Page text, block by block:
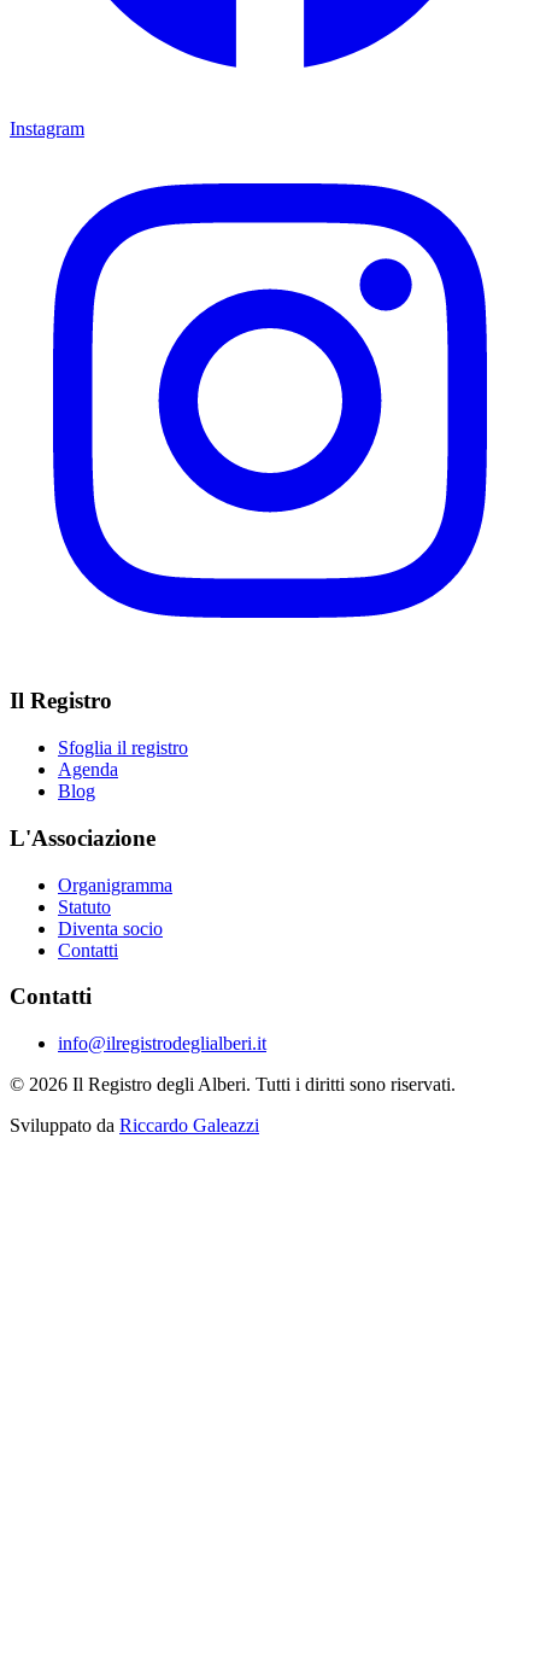
Instagram
Il Registro
Sfoglia il registro
Agenda
Blog
L'Associazione
Organigramma
Statuto
Diventa socio
Contatti
Contatti
info@ilregistrodeglialberi.it
© 2026 Il Registro degli Alberi. Tutti i diritti sono riservati.
Sviluppato da Riccardo Galeazzi